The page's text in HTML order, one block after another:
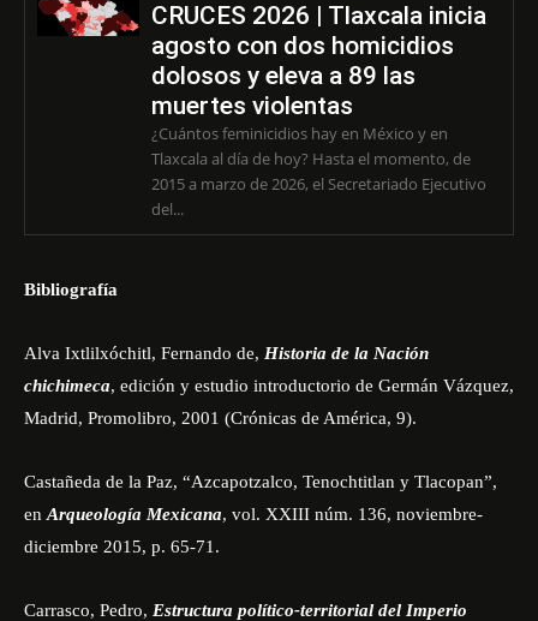
CRUCES 2026 | Tlaxcala inicia
agosto con dos homicidios
dolosos y eleva a 89 las
muertes violentas
¿Cuántos feminicidios hay en México y en
Tlaxcala al día de hoy? Hasta el momento, de
2015 a marzo de 2026, el Secretariado Ejecutivo
del...
Bibliografía
Alva Ixtlilxóchitl, Fernando de, Historia de la Nación
chichimeca, edición y estudio introductorio de Germán Vázquez,
Madrid, Promolibro, 2001 (Crónicas de América, 9).
Castañeda de la Paz, “Azcapotzalco, Tenochtitlan y Tlacopan”,
en Arqueología Mexicana, vol. XXIII núm. 136, noviembre-
diciembre 2015, p. 65-71.
Carrasco, Pedro, Estructura político-territorial del Imperio